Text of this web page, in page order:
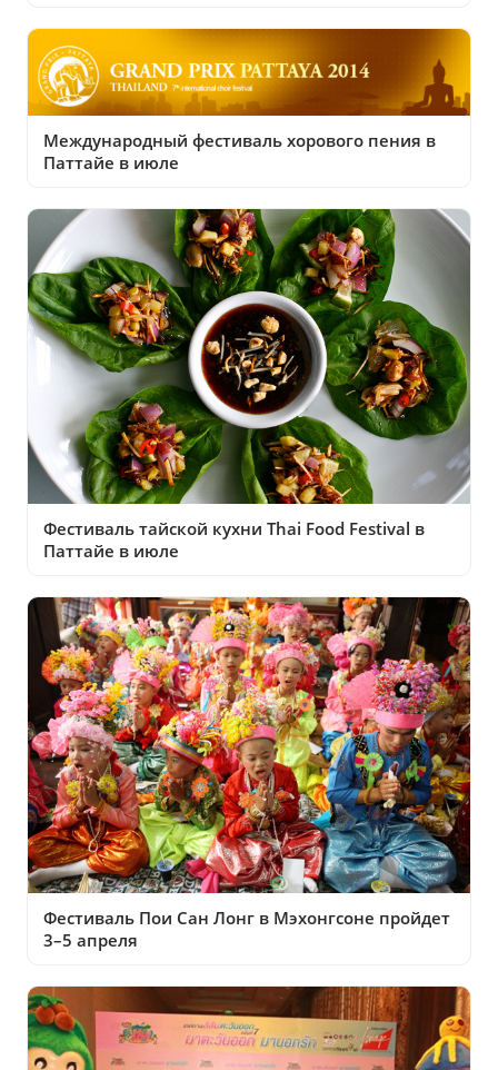
Международный фестиваль хорового пения в
Паттайе в июле
Фестиваль тайской кухни Thai Food Festival в
Паттайе в июле
Фестиваль Пои Сан Лонг в Мэхонгсоне пройдет
3–5 апреля